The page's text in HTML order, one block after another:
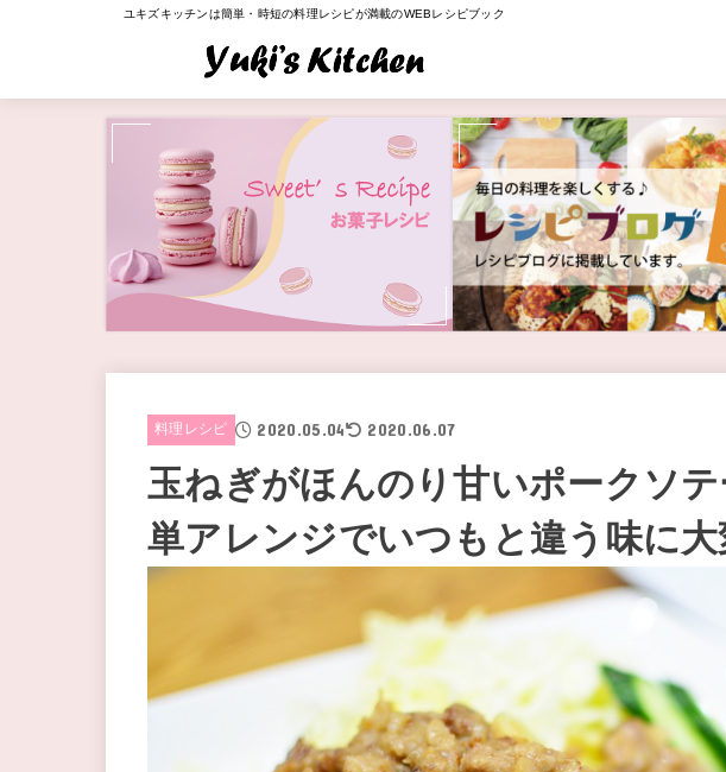
ユキズキッチンは簡単・時短の料理レシピが満載のWEBレシピブック
料理レシピ 2020.05.04 2020.06.07
玉ねぎがほんのり甘いポークソ
単アレンジでいつもと違う味に大